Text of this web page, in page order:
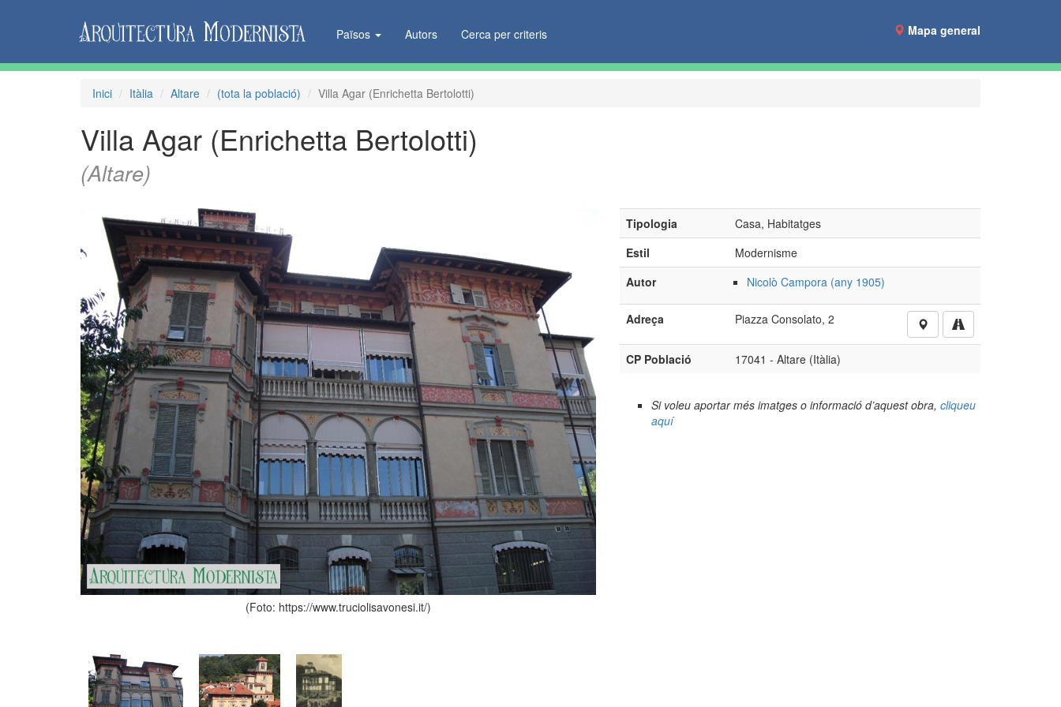
Països Autors Cerca per criteris Mapa general
Inici Itàlia Altare (tota la població) Villa Agar (Enrichetta Bertolotti)
Villa Agar (Enrichetta Bertolotti)
(Altare)
(Foto: https://www.truciolisavonesi.it/)
Tipologia
Casa, Habitatges
Estil
Modernisme
Autor
Nicolò Campora (any 1905)
Adreça Piazza Consolato, 2
CP Població 17041 - Altare (Itàlia)
Si voleu aportar més imatges o informació d’aquest obra, cliqueu
aquí